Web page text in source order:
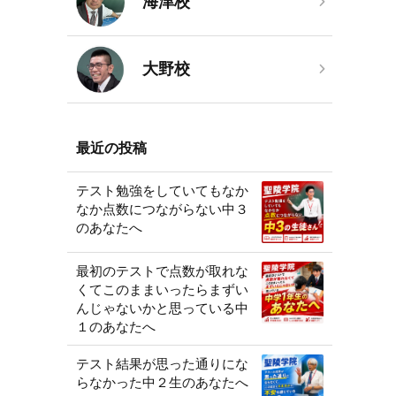
大野校
最近の投稿
テスト勉強をしていてもなか
なか点数につながらない中３
のあなたへ
最初のテストで点数が取れな
くてこのままいったらまずい
んじゃないかと思っている中
１のあなたへ
テスト結果が思った通りにな
らなかった中２生のあなたへ